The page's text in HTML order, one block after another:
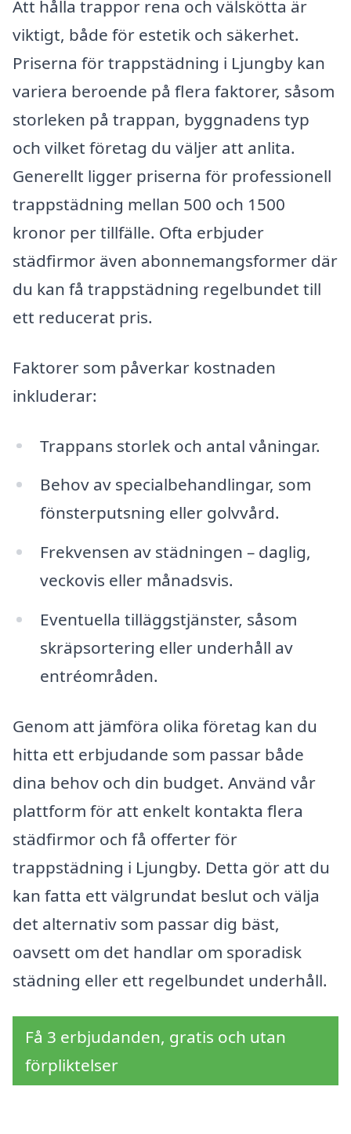
Att hålla trappor rena och välskötta är
viktigt, både för estetik och säkerhet.
Priserna för trappstädning i Ljungby kan
variera beroende på flera faktorer, såsom
storleken på trappan, byggnadens typ
och vilket företag du väljer att anlita.
Generellt ligger priserna för professionell
trappstädning mellan 500 och 1500
kronor per tillfälle. Ofta erbjuder
städfirmor även abonnemangsformer där
du kan få trappstädning regelbundet till
ett reducerat pris.
Faktorer som påverkar kostnaden
inkluderar:
Trappans storlek och antal våningar.
Behov av specialbehandlingar, som
fönsterputsning eller golvvård.
Frekvensen av städningen – daglig,
veckovis eller månadsvis.
Eventuella tilläggstjänster, såsom
skräpsortering eller underhåll av
entréområden.
Genom att jämföra olika företag kan du
hitta ett erbjudande som passar både
dina behov och din budget. Använd vår
plattform för att enkelt kontakta flera
städfirmor och få offerter för
trappstädning i Ljungby. Detta gör att du
kan fatta ett välgrundat beslut och välja
det alternativ som passar dig bäst,
oavsett om det handlar om sporadisk
städning eller ett regelbundet underhåll.
Få 3 erbjudanden, gratis och utan
förpliktelser